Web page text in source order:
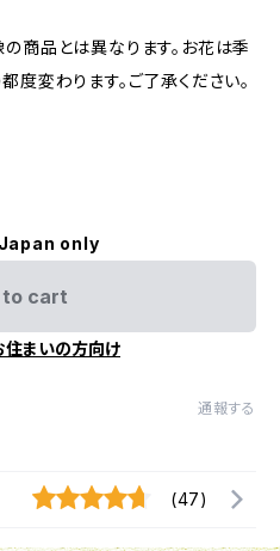
商品とは異なります。お花は季
変わります。ご了承ください。
only
to cart
住まいの方向け
通報する
(47)